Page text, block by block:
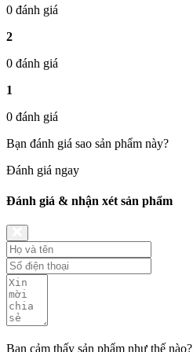
0 đánh giá
2
0 đánh giá
1
0 đánh giá
Bạn đánh giá sao sản phẩm này?
Đánh giá ngay
Đánh giá & nhận xét sản phẩm
Bạn cảm thấy sản phẩm như thế nào?